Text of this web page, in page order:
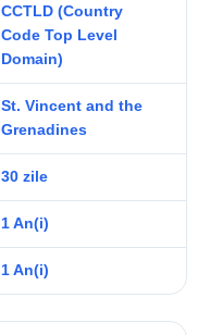
CCTLD (Country
Code Top Level
Domain)
St. Vincent and the
Grenadines
30 zile
1 An(i)
1 An(i)